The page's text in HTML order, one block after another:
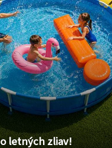
letných zliav!